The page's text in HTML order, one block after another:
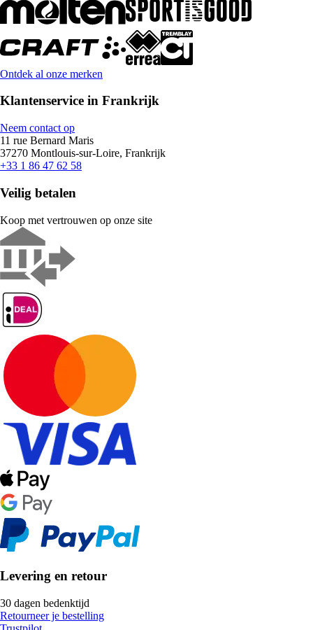
Ontdek al onze merken
Klantenservice in Frankrijk
Neem contact op
11 rue Bernard Maris
37270 Montlouis-sur-Loire, Frankrijk
+33 1 86 47 62 58
Veilig betalen
Koop met vertrouwen op onze site
Levering en retour
30 dagen bedenktijd
Retourneer je bestelling